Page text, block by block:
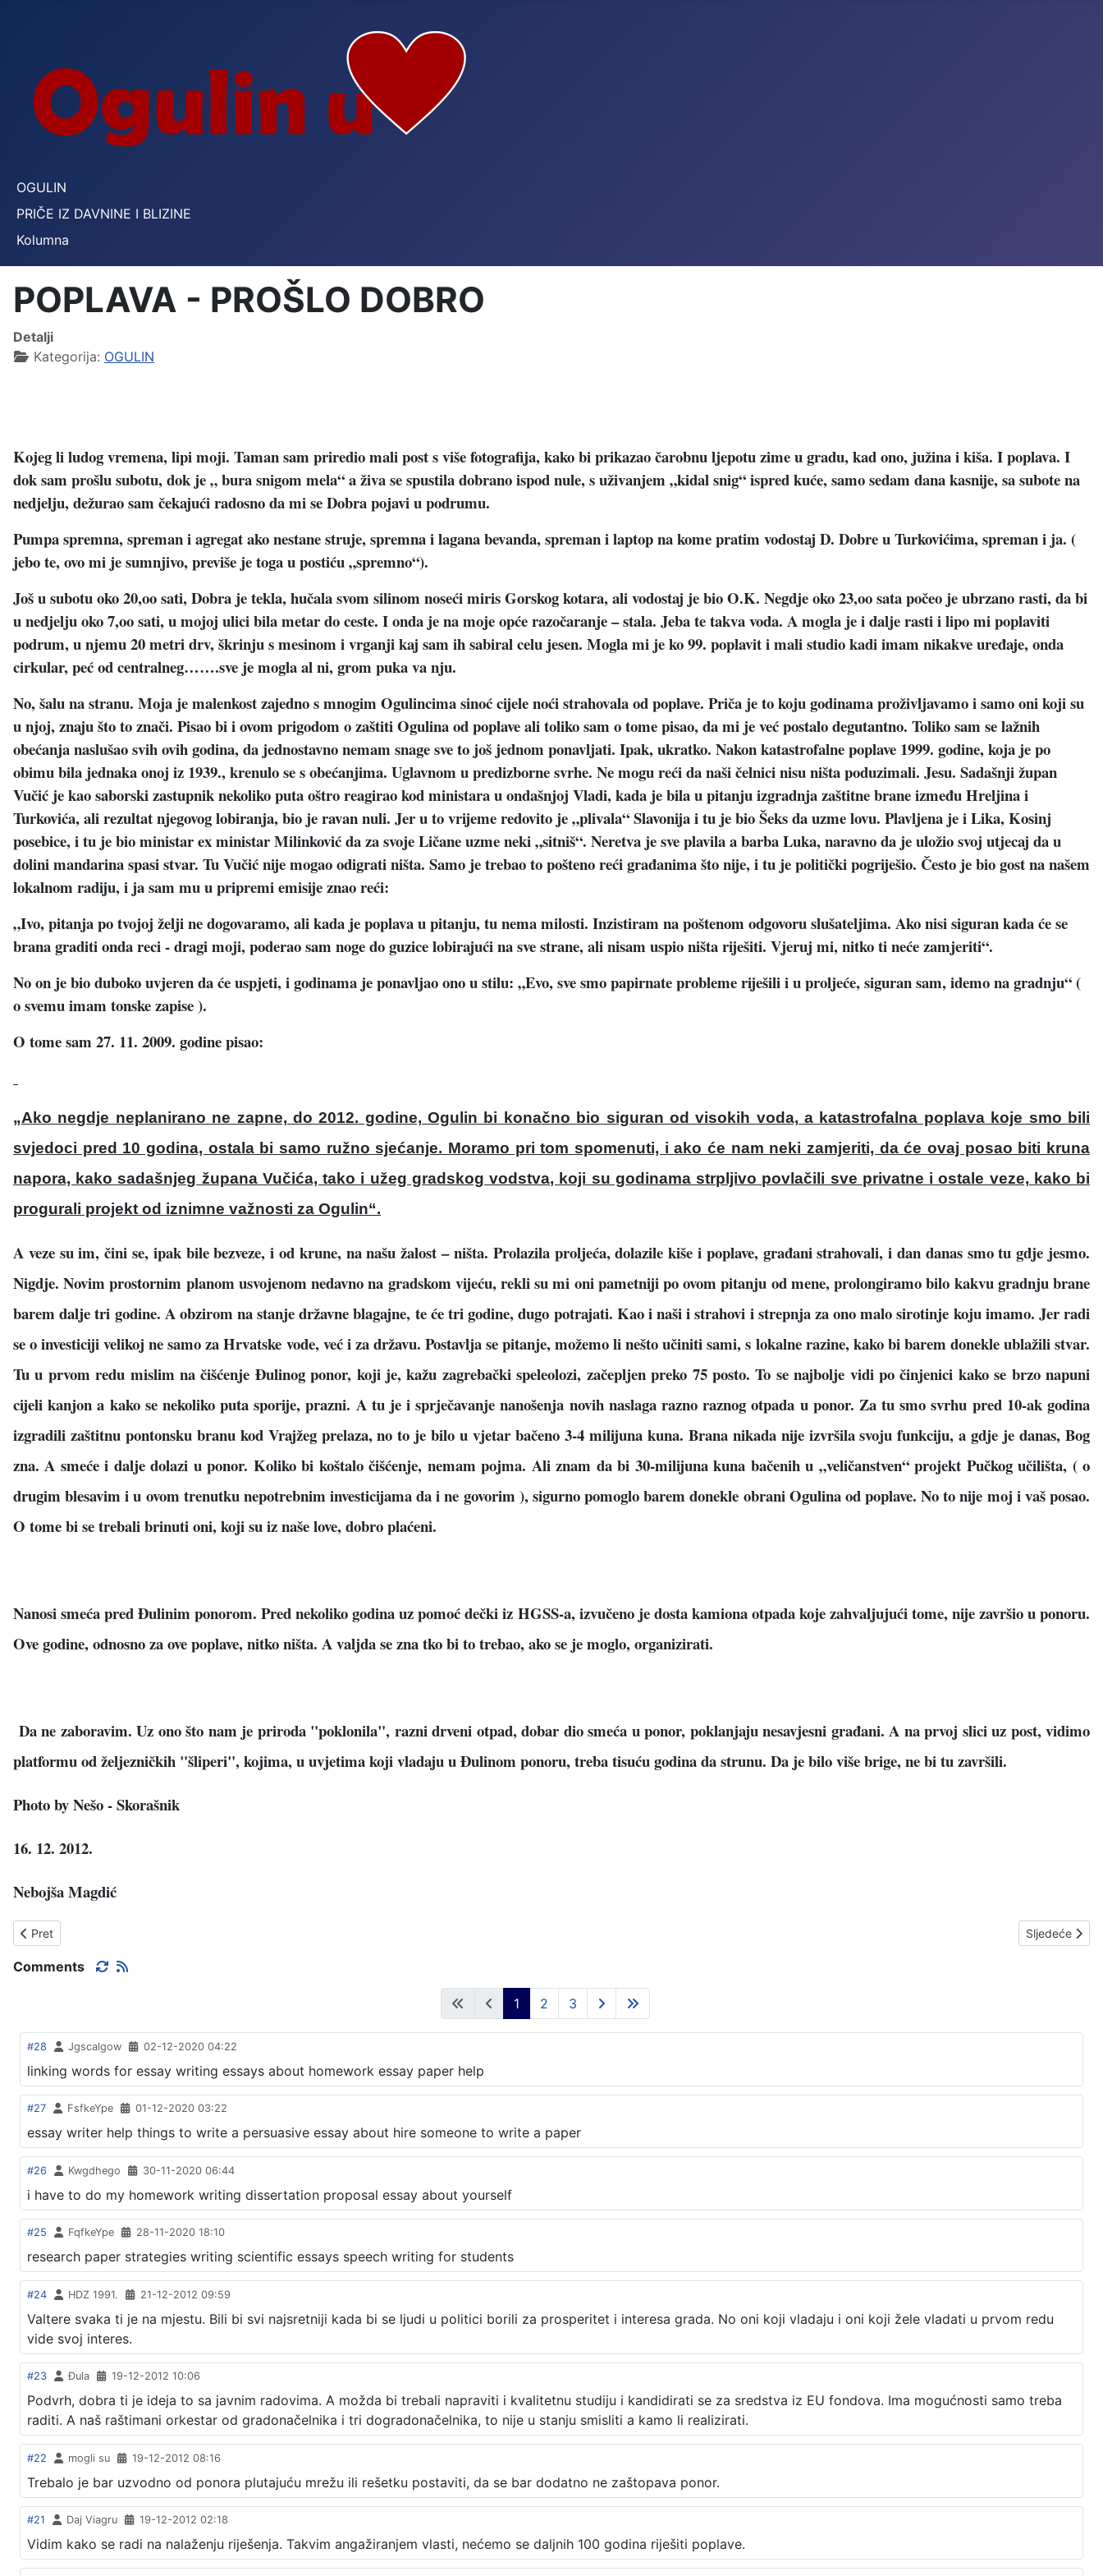
OGULIN
PRIČE IZ DAVNINE I BLIZINE
Kolumna
POPLAVA - PROŠLO DOBRO
Detalji
Kategorija: OGULIN
Kojeg li ludog vremena, lipi moji. Taman sam priredio mali post s više fotografija, kako bi prikazao čarobnu ljepotu zime u gradu, kad ono, južina i kiša. I poplava. I
dok sam prošlu subotu, dok je „ bura snigom mela“ a živa se spustila dobrano ispod nule, s uživanjem „kidal snig“ ispred kuće, samo sedam dana kasnije, sa subote na
nedjelju, dežurao sam čekajući radosno da mi se Dobra pojavi u podrumu.
Pumpa spremna, spreman i agregat ako nestane struje, spremna i lagana bevanda, spreman i laptop na kome pratim vodostaj D. Dobre u Turkovićima, spreman i ja. (
jebo te, ovo mi je sumnjivo, previše je toga u postiću „spremno“).
Još u subotu oko 20,oo sati, Dobra je tekla, hučala svom silinom noseći miris Gorskog kotara, ali vodostaj je bio O.K. Negdje oko 23,oo sata počeo je ubrzano rasti, da bi
u nedjelju oko 7,oo sati, u mojoj ulici bila metar do ceste. I onda je na moje opće razočaranje – stala. Jeba te takva voda. A mogla je i dalje rasti i lipo mi poplaviti
podrum, u njemu 20 metri drv, škrinju s mesinom i vrganji kaj sam ih sabiral celu jesen. Mogla mi je ko 99. poplavit i mali studio kadi imam nikakve uređaje, onda
cirkular, peć od centralneg…….sve je mogla al ni, grom puka va nju.
No, šalu na stranu. Moja je malenkost zajedno s mnogim Ogulincima sinoć cijele noći strahovala od poplave. Priča je to koju godinama proživljavamo i samo oni koji su
u njoj, znaju što to znači. Pisao bi i ovom prigodom o zaštiti Ogulina od poplave ali toliko sam o tome pisao, da mi je već postalo degutantno. Toliko sam se lažnih
obećanja naslušao svih ovih godina, da jednostavno nemam snage sve to još jednom ponavljati. Ipak, ukratko. Nakon katastrofalne poplave 1999. godine, koja je po
obimu bila jednaka onoj iz 1939., krenulo se s obećanjima. Uglavnom u predizborne svrhe. Ne mogu reći da naši čelnici nisu ništa poduzimali. Jesu. Sadašnji župan
Vučić je kao saborski zastupnik nekoliko puta oštro reagirao kod ministara u ondašnjoj Vladi, kada je bila u pitanju izgradnja zaštitne brane između Hreljina i
Turkovića, ali rezultat njegovog lobiranja, bio je ravan nuli. Jer u to vrijeme redovito je „plivala“ Slavonija i tu je bio Šeks da uzme lovu. Plavljena je i Lika, Kosinj
posebice, i tu je bio ministar ex ministar Milinković da za svoje Ličane uzme neki „sitniš“. Neretva je sve plavila a barba Luka, naravno da je uložio svoj utjecaj da u
dolini mandarina spasi stvar. Tu Vučić nije mogao odigrati ništa. Samo je trebao to pošteno reći građanima što nije, i tu je politički pogriješio. Često je bio gost na našem
lokalnom radiju, i ja sam mu u pripremi emisije znao reći:
„Ivo, pitanja po tvojoj želji ne dogovaramo, ali kada je poplava u pitanju, tu nema milosti. Inzistiram na poštenom odgovoru slušateljima. Ako nisi siguran kada će se
brana graditi onda reci - dragi moji, poderao sam noge do guzice lobirajući na sve strane, ali nisam uspio ništa riješiti. Vjeruj mi, nitko ti neće zamjeriti“.
No on je bio duboko uvjeren da će uspjeti, i godinama je ponavljao ono u stilu: „Evo, sve smo papirnate probleme riješili i u proljeće, siguran sam, idemo na gradnju“ (
o svemu imam tonske zapise ).
O tome sam 27. 11. 2009. godine pisao:
„Ako negdje neplanirano ne zapne, do 2012. godine, Ogulin bi konačno bio siguran od visokih voda, a katastrofalna poplava koje smo bili
svjedoci pred 10 godina, ostala bi samo ružno sjećanje. Moramo pri tom spomenuti, i akoće nam neki zamjeriti, daće ovaj posao biti kruna
napora, kako sadašnjeg župana Vučića, tako i užeg gradskog vodstva, koji su godinama strpljivo povlačili sve privatne i ostale veze, kako bi
progurali projekt od iznimne važnosti za Ogulin“.
A veze su im, čini se, ipak bile bezveze, i od krune, na našu žalost – ništa. Prolazila proljeća, dolazile kiše i poplave, građani strahovali, i dan danas smo tu gdje jesmo.
Nigdje. Novim prostornim planom usvojenom nedavno na gradskom vijeću, rekli su mi oni pametniji po ovom pitanju od mene, prolongiramo bilo kakvu gradnju brane
barem dalje tri godine. A obzirom na stanje državne blagajne, te će tri godine, dugo potrajati. Kao i naši i strahovi i strepnja za ono malo sirotinje koju imamo. Jer radi
se o investiciji velikoj ne samo za Hrvatske vode, već i za državu. Postavlja se pitanje, možemo li nešto učiniti sami, s lokalne razine, kako bi barem donekle ublažili stvar.
Tu u prvom redu mislim na čišćenje Đulinog ponor, koji je, kažu zagrebački speleolozi, začepljen preko 75 posto. To se najbolje vidi po činjenici kako se brzo napuni
cijeli kanjon a kako se nekoliko puta sporije, prazni. A tu je i sprječavanje nanošenja novih naslaga razno raznog otpada u ponor. Za tu smo svrhu pred 10-ak godina
izgradili zaštitnu pontonsku branu kod Vrajžeg prelaza, no to je bilo u vjetar bačeno 3-4 milijuna kuna. Brana nikada nije izvršila svoju funkciju, a gdje je danas, Bog
zna. A smeće i dalje dolazi u ponor. Koliko bi koštalo čišćenje, nemam pojma. Ali znam da bi 30-milijuna kuna bačenih u „veličanstven“ projekt Pučkog učilišta, ( o
drugim blesavim i u ovom trenutku nepotrebnim investicijama da i ne govorim ), sigurno pomoglo barem donekle obrani Ogulina od poplave. No to nije moj i vaš posao.
O tome bi se trebali brinuti oni, koji su iz naše love, dobro plaćeni.
Nanosi smeća pred Đulinim ponorom. Pred nekoliko godina uz pomoć dečki iz HGSS-a, izvučeno je dosta kamiona otpada koje zahvaljujući tome, nije završio u ponoru.
Ove godine, odnosno za ove poplave, nitko ništa. A valjda se zna tko bi to trebao, ako se je moglo, organizirati.
Da ne zaboravim. Uz ono što nam je priroda "poklonila", razni drveni otpad, dobar dio smeća u ponor, poklanjaju nesavjesni građani. A na prvoj slici uz post, vidimo
platformu od željezničkih "šliperi", kojima, u uvjetima koji vladaju u Đulinom ponoru, treba tisuću godina da strunu. Da je bilo više brige, ne bi tu završili.
Photo by Nešo - Skorašnik
16. 12. 2012.
Nebojša Magdić
Prethodni članak: DAROVI ZA TOMISLAVA
Pret Sljedeći
Sljedeće
Comments
1 2 3
#28 Jgscalgow 02-12-2020 04:22
linking words for essay writing essays about homework essay paper help
#27 FsfkeYpe 01-12-2020 03:22
essay writer help things to write a persuasive essay about hire someone to write a paper
#26 Kwgdhego 30-11-2020 06:44
i have to do my homework writing dissertation proposal essay about yourself
#25 FqfkeYpe 28-11-2020 18:10
research paper strategies writing scientific essays speech writing for students
#24 HDZ 1991. 21-12-2012 09:59
Valtere svaka ti je na mjestu. Bili bi svi najsretniji kada bi se ljudi u politici borili za prosperitet i interesa grada. No oni koji vladaju i oni koji žele vladati u prvom redu
vide svoj interes.
#23 Đula 19-12-2012 10:06
Podvrh, dobra ti je ideja to sa javnim radovima. A možda bi trebali napraviti i kvalitetnu studiju i kandidirati se za sredstva iz EU fondova. Ima mogućnosti samo treba
raditi. A naš raštimani orkestar od gradonačelnika i tri dogradonačelnika, to nije u stanju smisliti a kamo li realizirati.
#22 mogli su 19-12-2012 08:16
Trebalo je bar uzvodno od ponora plutajuću mrežu ili rešetku postaviti, da se bar dodatno ne zaštopava ponor.
#21 Daj Viagru 19-12-2012 02:18
Vidim kako se radi na nalaženju riješenja. Takvim angažiranjem vlasti, nećemo se daljnih 100 godina riješiti poplave.